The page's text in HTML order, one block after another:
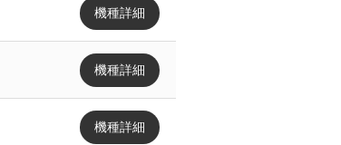
機種詳細
機種詳細
機種詳細